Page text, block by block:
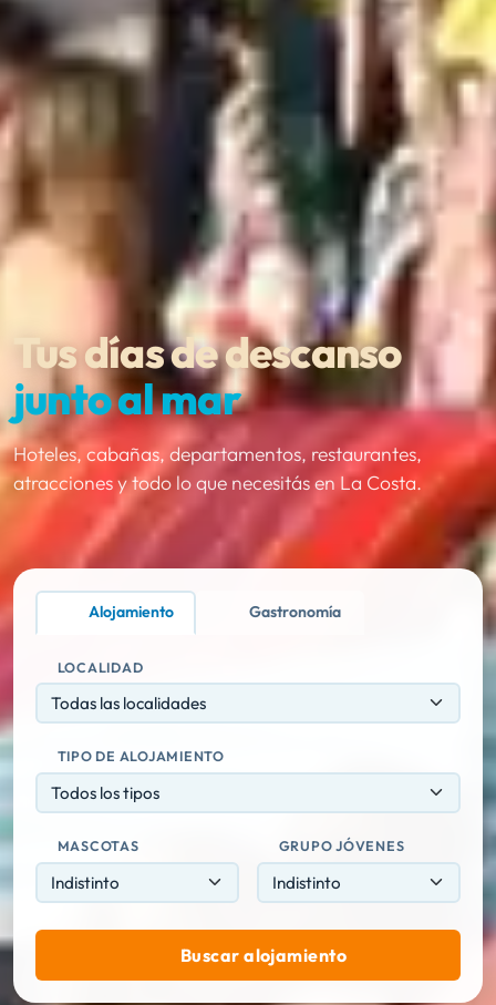
Tus días de descanso
junto al mar
Hoteles, cabañas, departamentos, restaurantes,
atracciones y todo lo que necesitás en La Costa.
Alojamiento Gastronomía
LOCALIDAD
Todas las localidades
TIPO DE ALOJAMIENTO
Todos los tipos
MASCOTAS GRUPO JÓVENES
Buscar alojamiento